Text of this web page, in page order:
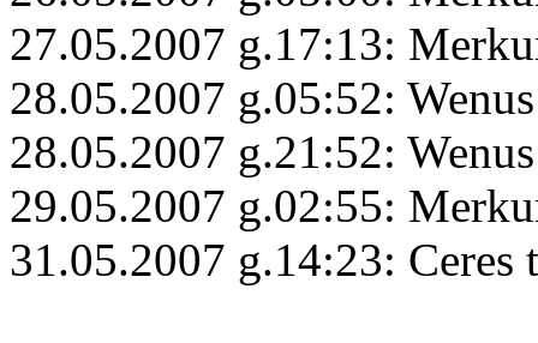
27.05.2007 g.17:13:
28.05.2007 g.05:52:
28.05.2007 g.21:52:
29.05.2007 g.02:55:
31.05.2007 g.14:23: Ceres